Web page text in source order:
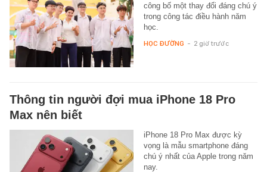
công bố một thay đổi đáng chú ý
trong công tác điều hành năm
học.
HỌC ĐƯỜNG - 2 giờ trước
Thông tin người đợi mua iPhone 18 Pro
Max nên biết
iPhone 18 Pro Max được kỳ
vọng là mẫu smartphone đáng
chú ý nhất của Apple trong năm
nay.